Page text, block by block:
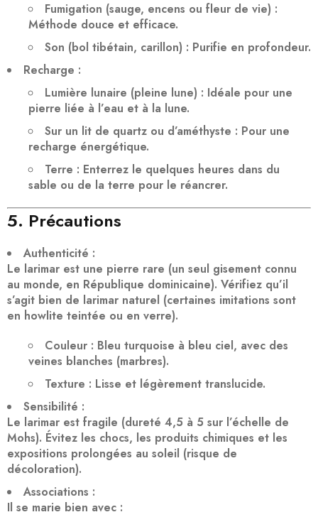
Fumigation (sauge, encens ou fleur de vie) :
Méthode douce et efficace.
Son (bol tibétain, carillon) : Purifie en profondeur.
Recharge :
Lumière lunaire (pleine lune) : Idéale pour une
pierre liée à l’eau et à la lune.
Sur un lit de quartz ou d’améthyste : Pour une
recharge énergétique.
Terre : Enterrez le quelques heures dans du
sable ou de la terre pour le réancrer.
5. Précautions
Authenticité :
Le larimar est une pierre rare (un seul gisement connu
au monde, en République dominicaine). Vérifiez qu’il
s’agit bien de larimar naturel (certaines imitations sont
en howlite teintée ou en verre).
Couleur : Bleu turquoise à bleu ciel, avec des
veines blanches (marbres).
Texture : Lisse et légèrement translucide.
Sensibilité :
Le larimar est fragile (dureté 4,5 à 5 sur l’échelle de
Mohs). Évitez les chocs, les produits chimiques et les
expositions prolongées au soleil (risque de
décoloration).
Associations :
Il se marie bien avec :